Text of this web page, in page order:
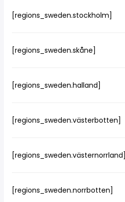
[regions_sweden.stockholm]
[regions_sweden.skåne]
[regions_sweden.halland]
[regions_sweden.västerbotten]
[regions_sweden.västernorrland]
[regions_sweden.norrbotten]